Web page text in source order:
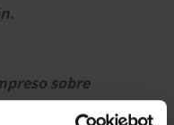
sobre